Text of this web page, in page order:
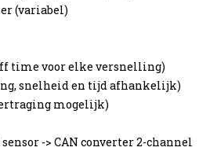
(variabel)
time voor elke versnelling)
snelheid en tijd afhankelijk)
mogelijk)
-> CAN converter 2-channel